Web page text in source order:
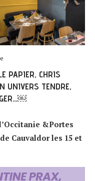
PAPIER, CHRIS
UNIVERS TENDRE,
&Portes
Cauvaldor les 15 et